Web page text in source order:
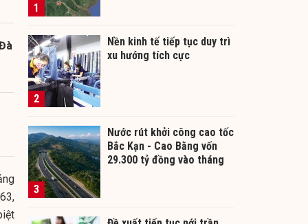
1
2
Nền kinh tế tiếp tục duy trì
xu hướng tích cực
3
Nước rút khởi công cao tốc
Bắc Kạn - Cao Bằng vốn
29.300 tỷ đồng vào tháng